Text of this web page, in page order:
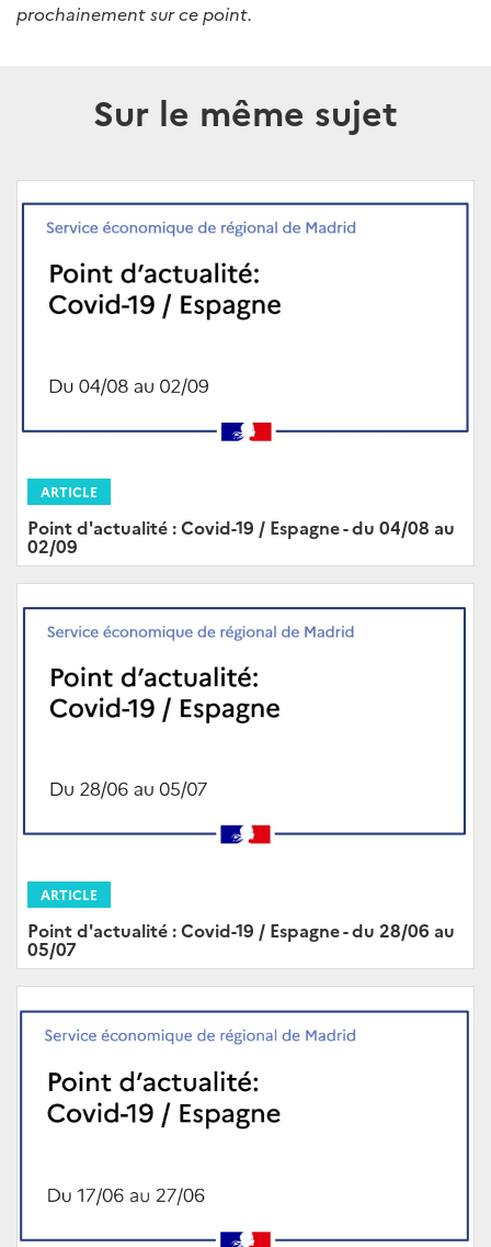
prochainement sur ce point.
Sur le même sujet
ARTICLE
Point d'actualité : Covid-19 / Espagne - du 04/08 au
02/09
ARTICLE
Point d'actualité : Covid-19 / Espagne - du 28/06 au
05/07